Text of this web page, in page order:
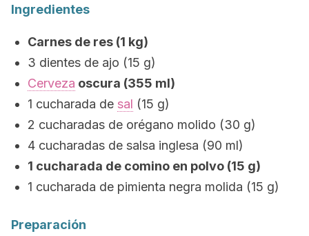
Ingredientes
Carnes de res (1 kg)
3 dientes de ajo (15 g)
Cerveza oscura (355 ml)
1 cucharada de sal (15 g)
2 cucharadas de orégano molido (30 g)
4 cucharadas de salsa inglesa (90 ml)
1 cucharada de comino en polvo (15 g)
1 cucharada de pimienta negra molida (15 g)
Preparación